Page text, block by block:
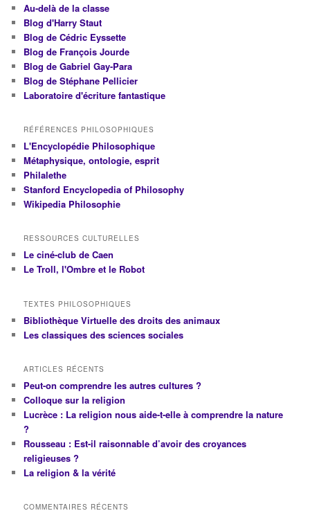
Au-delà de la classe
Blog d'Harry Staut
Blog de Cédric Eyssette
Blog de François Jourde
Blog de Gabriel Gay-Para
Blog de Stéphane Pellicier
Laboratoire d'écriture fantastique
RÉFÉRENCES PHILOSOPHIQUES
L'Encyclopédie Philosophique
Métaphysique, ontologie, esprit
Philalethe
Stanford Encyclopedia of Philosophy
Wikipedia Philosophie
RESSOURCES CULTURELLES
Le ciné-club de Caen
Le Troll, l'Ombre et le Robot
TEXTES PHILOSOPHIQUES
Bibliothèque Virtuelle des droits des animaux
Les classiques des sciences sociales
ARTICLES RÉCENTS
Peut-on comprendre les autres cultures ?
Colloque sur la religion
Lucrèce : La religion nous aide-t-elle à comprendre la nature
?
Rousseau : Est-il raisonnable d’avoir des croyances
religieuses ?
La religion & la vérité
COMMENTAIRES RÉCENTS